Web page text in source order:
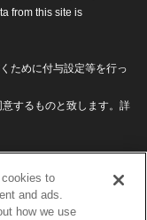
from this site is
ために付与設定等を行っ
するものと致します。詳
to
and ads.
how we use